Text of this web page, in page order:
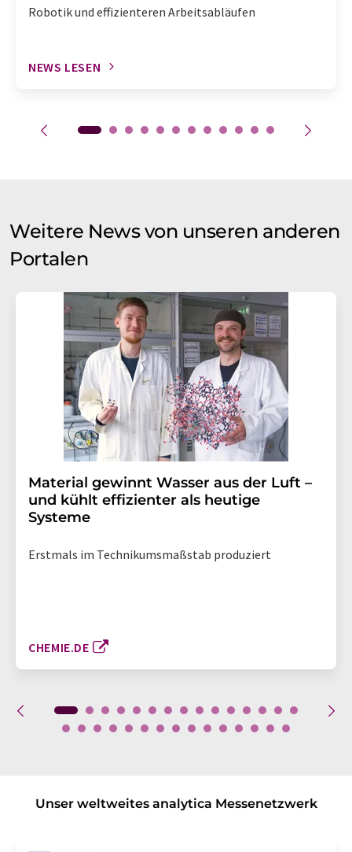
Robotik und effizienteren Arbeitsabläufen
NEWS LESEN
Weitere News von unseren anderen
Portalen
Material gewinnt Wasser aus der Luft –
und kühlt effizienter als heutige
Systeme
Erstmals im Technikumsmaßstab produziert
CHEMIE.DE
Unser weltweites analytica Messenetzwerk